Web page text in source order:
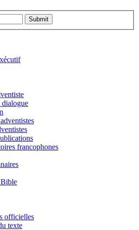
Submit
dialogue
francophones
officielles
texte